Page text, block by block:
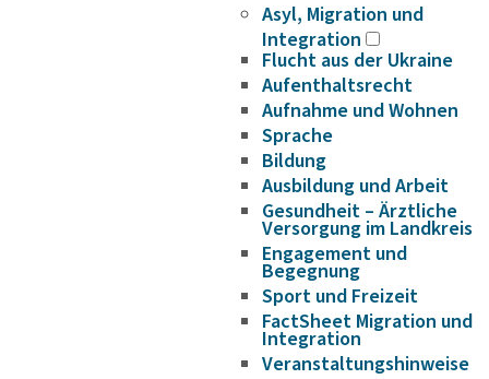
Asyl, Migration und
Integration
Flucht aus der Ukraine
Aufenthaltsrecht
Aufnahme und Wohnen
Sprache
Bildung
Ausbildung und Arbeit
Gesundheit – Ärztliche
Versorgung im Landkreis
Engagement und
Begegnung
Sport und Freizeit
FactSheet Migration und
Integration
Veranstaltungshinweise